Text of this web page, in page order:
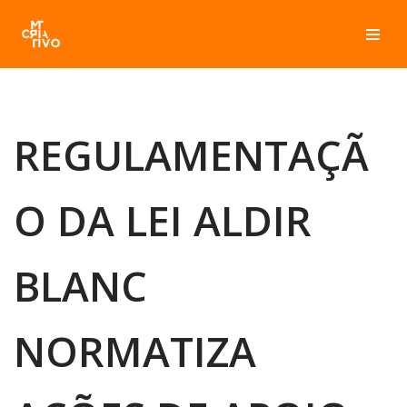
Pular
para
REGULAMENTAÇÃ
O DA LEI ALDIR
BLANC
NORMATIZA